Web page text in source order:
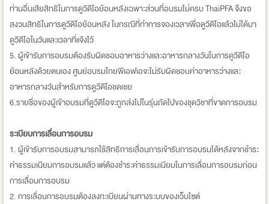
ท่านอื่นเสียสิทธิในการดูวีดีโอย้อนหลังเฉพาะส่วนที่อบรมไม่ครบ ThaiPFA จึงขอ
สงวนสิทธิในการดูวีดีโอย้อนหลัง ในกรณีที่ทำการจองเวลาเพื่อดูวีดีโอแล้วไม่ได้มา
ดูวีดีโอในวันและเวลาที่แจ้งไว้
5. ผู้เข้ารับการอบรมต้องรับผิดชอบอาหารว่างและอาหารกลางวันในการดูวีดีโอ
ย้อนหลังด้วยตนเอง ศูนย์อบรมไทยพีเอฟเอจะไม่รับผิดชอบค่าอาหารว่างและ
อาหารกลางวันสำหรับการดูวีดีโอชดเชย
6.รายชื่อของผู้เข้าอบรมที่ดูวีดีโอจะถูกส่งไปในรุ่นถัดไปของชุดวิชาที่ขาดการอบรม
ระเบียบการเลื่อนการอบรม
1. ผู้เข้ารับการอบรมสามารถใช้สิทธิการเลื่อนการเข้ารับการอบรมได้หลังจากชำระ
ค่าธรรมเนียมการอบรมแล้ว แต่ต้องชำระค่าธรรมเนียมในการเลื่อนการอบรมก่อน
การเลื่อนการอบรม
2. การเลื่อนการอบรมต้องลงทะเบียนผ่านทางระบบของเว็บไซต์